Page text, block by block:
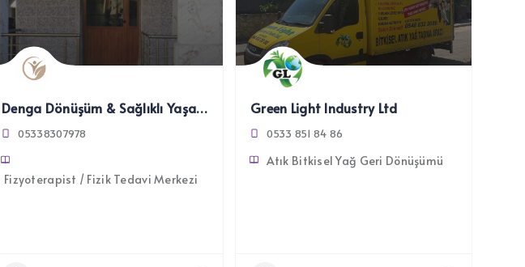
Denga Dönüşüm & Sağlıklı Yaşam Merkezi
05338307978
Fizyoterapist / Fizik Tedavi Merkezi
Green Light Industry Ltd
0533 851 84 86
Atık Bitkisel Yağ Geri Dönüşümü